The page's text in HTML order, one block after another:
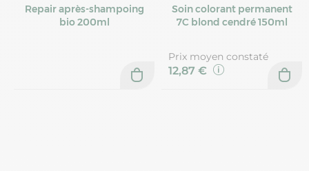
Repair après-shampoing
bio 200ml
Soin colorant permanent
7C blond cendré 150ml
Prix moyen constaté
12,87 €